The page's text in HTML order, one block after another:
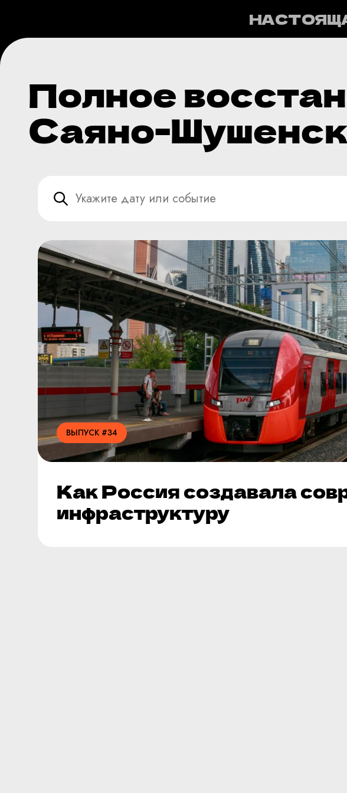
Полное
Саяно-
ВЫПУСК #34
Как Россия создавала
инфраструктуру